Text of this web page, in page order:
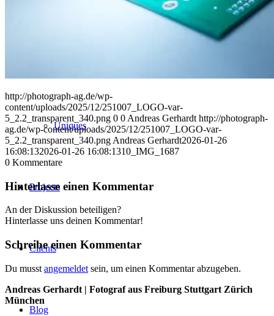
Uniques
Projects
Clients
Blog
http://photograph-ag.de/wp-
content/uploads/2025/12/251007_LOGO-var-
5_2.2_transparent_340.png 0 0 Andreas Gerhardt http://photograph-
ag.de/wp-content/uploads/2025/12/251007_LOGO-var-
5_2.2_transparent_340.png Andreas Gerhardt2026-01-26
16:08:132026-01-26 16:08:1310_IMG_1687
0 Kommentare
Hinterlasse einen Kommentar
An der Diskussion beteiligen?
Hinterlasse uns deinen Kommentar!
Schreibe einen Kommentar
Du musst angemeldet sein, um einen Kommentar abzugeben.
Andreas Gerhardt | Fotograf aus Freiburg Stuttgart Zürich
München